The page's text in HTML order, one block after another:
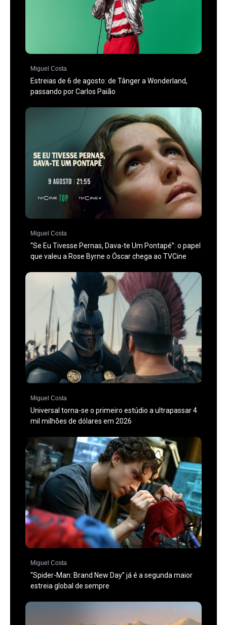
Miguel Costa
Estreias de 6 de agosto: de Tânger a Wonderland,
passando por Carlos Paião
Miguel Costa
“Se Eu Tivesse Pernas, Dava-te Um Pontapé”: o papel
que valeu a Rose Byrne o Óscar chega ao TVCine
Miguel Costa
Universal torna-se o primeiro estúdio a ultrapassar 4
mil milhões de dólares em 2026
Miguel Costa
“Spider-Man: Brand New Day” já é a segunda maior
estreia global de sempre